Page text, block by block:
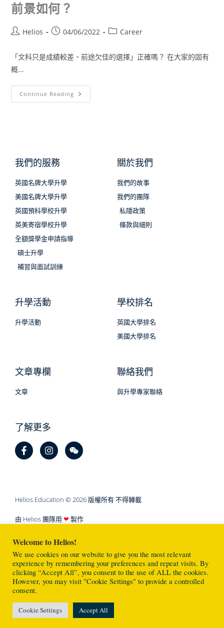
前景如何？
Helios 04/06/2022 Career
「文科只是成績較差、前途欠佳的選擇」正確嗎？ 在大家的固有
概...
Continue Reading
我們的服務
英國名牌大學升學
美國名牌大學升學
英國預科學校升學
英美寄宿學校升學
全額獎學金申請指導
碩士升學
補習與面試訓練
關於我們
我們的故事
我們的團隊
私隱政策
條款與細則
升學活動
升學活動
學校排名
英國大學排名
美國大學排名
文章專欄
文章
聯絡我們
與升學專家聯絡
了解更多
Helios Education © 2026 版權所有 不得轉載
由 Helios 團隊用 ❤製作
Welcome to Helios!
We use cookies on our website to give you the most relevant
experience by remembering your preferences and repeat visits. By
clicking “Accept All”, you consent to the use of ALL the cookies.
However, you may visit "Cookie Settings" to provide a controlled
consent.
Cookie Settings Accept All